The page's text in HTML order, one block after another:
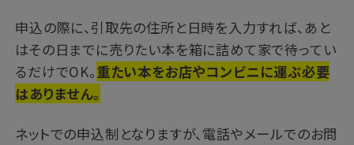
申込の際に、引取先の住所と日時を入力すれば、あと
はその日までに売りたい本を箱に詰めて家で待ってい
るだけでOK。重たい本をお店やコンビニに運ぶ必要
はありません。
ネットでの申込制となりますが、電話やメールでのお問